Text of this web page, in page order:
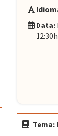
Data:
12:30h
Tema: